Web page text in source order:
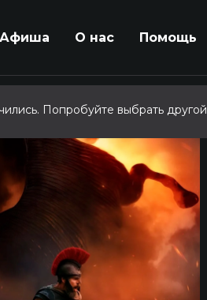
Афиша О нас Помощь
Попробуйте выбрать